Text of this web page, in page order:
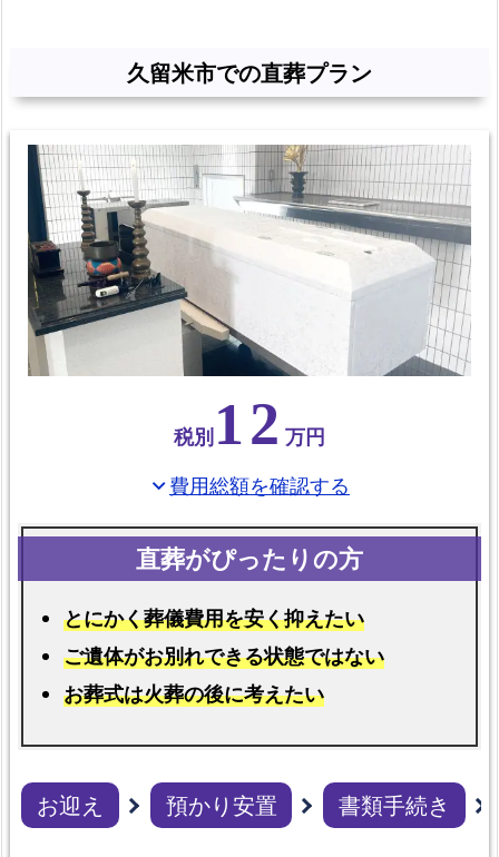
お
花
葬
プ
ン
の
比
較
表
お
ご
ろ
の
資
料
お
送
り
久留米市での直葬プラン
税別12万円
expand_more費用総額を確認する
とにかく葬儀費用を安く抑えたい
ご遺体がお別れできる状態ではない
お葬式は火葬の後に考えたい
お迎え 預かり安置 書類手続き